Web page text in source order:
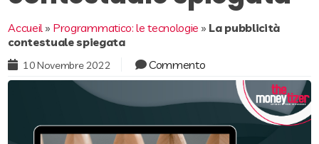
Accueil » Programmatico: le tecnologie » La pubblicità
contestuale spiegata
10 Novembre 2022 Commento